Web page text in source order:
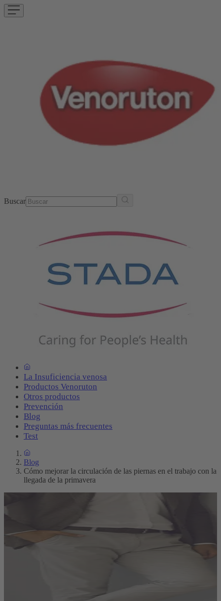
Buscar
La Insuficiencia venosa
Productos Venoruton
Otros productos
Prevención
Blog
Preguntas más frecuentes
Test
Blog
Cómo mejorar la circulación de las piernas en el trabajo con la
llegada de la primavera